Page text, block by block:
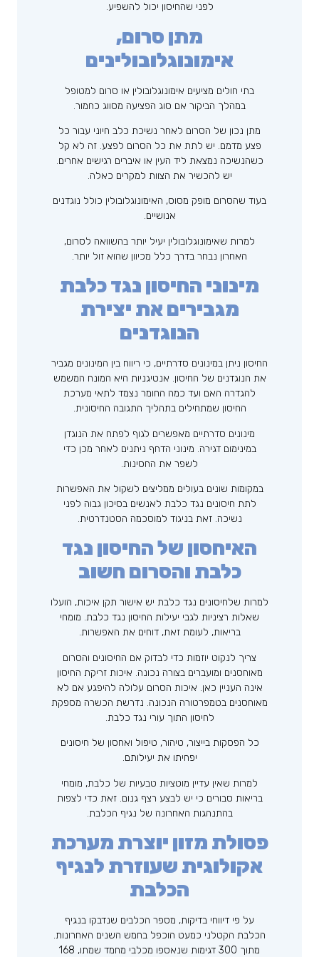
לפני שהחיסון יכול להשפיע.
מתן סרום,
אימונוגלובולינים
בתי חולים מציעים אימונוגלובולין או סרום למטופל
במהלך הביקור אם סוג הפציעה מסווג כחמור.
מתן נכון של הסרום לאחר נשיכת כלב חיוני עבור כל
פצע מדמם. יש לתת את כל הסרום לפצע. זה לא קל
כשהנשיכה נמצאת ליד העין או איברים רגישים אחרים.
יש להכשיר את הצוות למקרים כאלה.
בעוד שהסרום מופק מסוס, האימונוגלובולין כולל נוגדנים
אנושיים.
למרות שאימונוגלובולין יעיל יותר בהשוואה לסרום,
האחרון נבחר בדרך כלל מכיוון שהוא זול יותר.
מינוני החיסון נגד כלבת
מגבירים את יצירת
הנוגדנים
החיסון ניתן במינונים סדרתיים, כי ריווח בין המינונים מגביר
את הנוגדנים של החיסון. אנטיגניות היא המונח המשמש
להגדרה האם ועד כמה החומר נצמד לתאי מערכת
החיסון שמתחילים בתהליך התגובה החיסונית.
מינונים סדרתיים מאפשרים לגוף לפתח את הנוגדן
במינימום דגירה. מינוני הדחף ניתנים לאחר מכן כדי
לשפר את החסינות.
במקומות שונים בעולים ממליצים לשקול את האפשרות
לתת חיסונים נגד כלבת לאנשים בסיכון גבוה לפני
נשיכה. זאת בניגוד למוסכמה הסטנדרטית.
האיחסון של החיסון נגד
כלבת והסרום חשוב
למרות שלחיסונים נגד כלבת יש אישור תקן איכות, הועלו
שאלות רציניות לגבי יעילות החיסון נגד כלבת. מומחי
בריאות, לעומת זאת, דוחים את האפשרות.
צריך לנקוט יוזמות כדי לבדוק אם החיסונים והסרום
מאוחסנים ומועברים בצורה נכונה. איכות זריקת החיסון
אינה העניין כאן. איכות הסרום עלולה להיפגע אם לא
מאוחסנים בטמפרטורה הנכונה. נדרשת הכשרה מספקת
לחיסון התוך עורי נגד כלבת.
כל הפסקות בייצור, טיהור, טיפול ואחסון של חיסונים
יפחיתו את יעילותם.
למרות שאין עדיין מוטציות טבעיות של כלבת, מומחי
בריאות סבורים כי יש לבצע רצף גנום. זאת כדי לצפות
בהתנהגות האחרונה של נגיף הכלבת.
פסולת מזון יוצרת מערכת
אקולוגית שעוזרת לנגיף
הכלבת
על פי דיווחי בדיקות, מספר הכלבים שנדבקו בנגיף
הכלבת הקטלני כמעט הוכפל בחמש השנים האחרונות.
מתוך 300 דגימות שנאספו מכלבי מחמד שמתו, 168